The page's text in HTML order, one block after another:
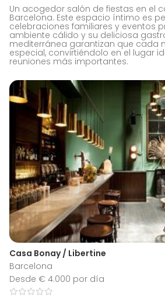
Un acogedor salón de fiestas en el
Barcelona. Este espacio íntimo es
celebraciones familiares y eventos
ambiente cálido y su deliciosa
mediterránea garantizan que cada
especial, convirtiéndolo en el lugar
reuniones más importantes.
Casa Bonay / Libertine
Barcelona
Desde € 4.000 por día